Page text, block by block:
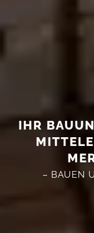
IHR
– BAUEN